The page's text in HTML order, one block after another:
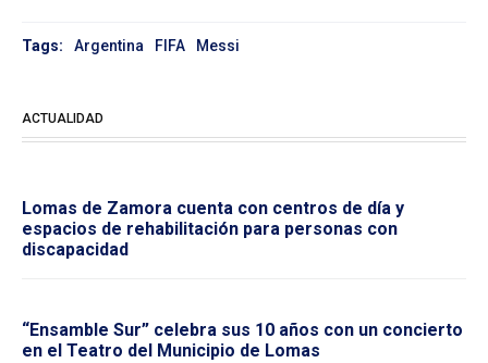
Tags: Argentina FIFA Messi
ACTUALIDAD
Lomas de Zamora cuenta con centros de día y
espacios de rehabilitación para personas con
discapacidad
“Ensamble Sur” celebra sus 10 años con un concierto
en el Teatro del Municipio de Lomas